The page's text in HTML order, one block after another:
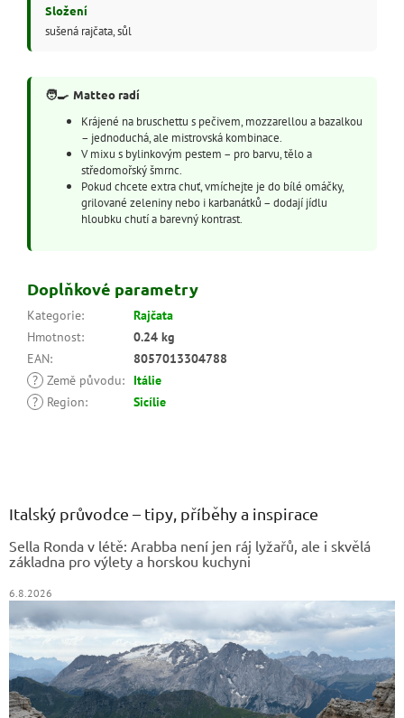
Složení
sušená rajčata, sůl
🧑‍🍳 Matteo radí
Krájené na bruschettu s pečivem, mozzarellou a bazalkou
– jednoduchá, ale mistrovská kombinace.
V mixu s bylinkovým pestem – pro barvu, tělo a
středomořský šmrnc.
Pokud chcete extra chuť, vmíchejte je do bílé omáčky,
grilované zeleniny nebo i karbanátků – dodají jídlu
hloubku chutí a barevný kontrast.
Doplňkové parametry
Kategorie:
Rajčata
Hmotnost:
0.24 kg
EAN:
8057013304788
? Země původu:
Itálie
?
Region: Sicílie
Italský průvodce – tipy, příběhy a inspirace
Sella Ronda v létě: Arabba není jen ráj lyžařů, ale i skvělá
základna pro výlety a horskou kuchyni
6.8.2026